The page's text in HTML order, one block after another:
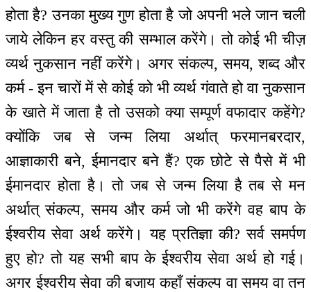
होता है? उनका मुख्य गुण होता है जो अपनी भले जान चली
जाये लेकिन हर वस्तु की सम्भाल करेंगे। तो कोई भी चीज़
व्यर्थ नुकसान नहीं करेंगे। अगर संकल्प, समय, शब्द और
कर्म - इन चारों में से कोई को भी व्यर्थ गंवाते हो वा नुकसान
के खाते में जाता है तो उसको क्या सम्पूर्ण वफादार कहेंगे?
क्योंकि जब से जन्म लिया अर्थात् फरमानबरदार,
आज्ञाकारी बने, ईमानदार बने हैं? एक छोटे से पैसे में भी
ईमानदार होता है। तो जब से जन्म लिया है तब से मन
अर्थात् संकल्प, समय और कर्म जो भी करेंगे वह बाप के
ईश्वरीय सेवा अर्थ करेंगे। यह प्रतिज्ञा की? सर्व समर्पण
हुए हो? तो यह सभी बाप के ईश्वरीय सेवा अर्थ हो गई।
अगर ईश्वरीय सेवा की बजाय कहाँ संकल्प वा समय वा तन